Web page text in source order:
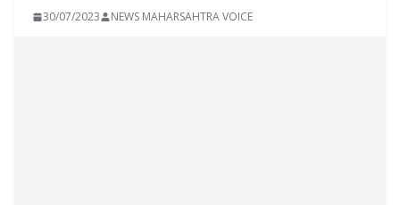
30/07/2023 NEWS MAHARSAHTRA VOICE